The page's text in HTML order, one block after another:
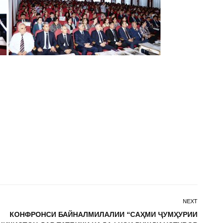
NEXT
КОНФРОНСИ БАЙНАЛМИЛАЛИИ “САҲМИ ҶУМҲУРИИ